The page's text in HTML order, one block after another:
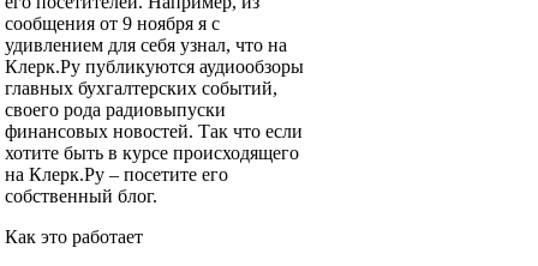
сообщения от 9 ноября я с
удивлением для себя узнал, что на
Клерк.Ру публикуются аудиообзоры
главных бухгалтерских событий,
своего рода радиовыпуски
финансовых новостей. Так что если
хотите быть в курсе происходящего
на Клерк.Ру – посетите его
собственный блог.
Как это работает